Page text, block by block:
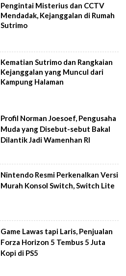
Pengintai Misterius dan CCTV
Mendadak, Kejanggalan di Rumah
Sutrimo
Kematian Sutrimo dan Rangkaian
Kejanggalan yang Muncul dari
Kampung Halaman
Profil Norman Joesoef, Pengusaha
Muda yang Disebut-sebut Bakal
Dilantik Jadi Wamenhan RI
Nintendo Resmi Perkenalkan Versi
Murah Konsol Switch, Switch Lite
Game Lawas tapi Laris, Penjualan
Forza Horizon 5 Tembus 5 Juta
Kopi di PS5